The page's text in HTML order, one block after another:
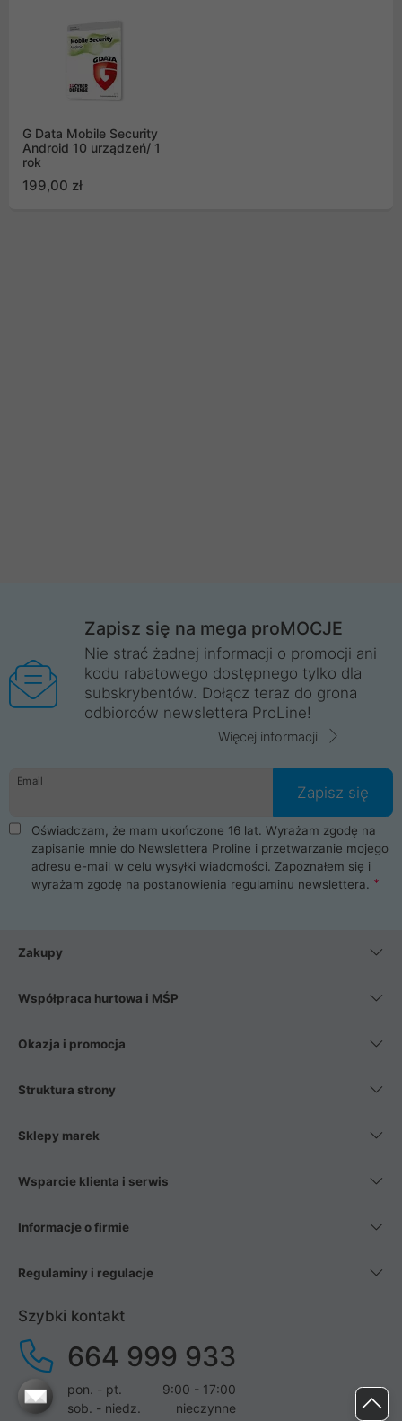
G Data Mobile Security
Android 10 urządzeń/ 1
rok
199,00 zł
Zapisz się na mega proMOCJE
Nie strać żadnej informacji o promocji ani
kodu rabatowego dostępnego tylko dla
subskrybentów. Dołącz teraz do grona
odbiorców newslettera ProLine!
Więcej informacji
Email
Zapisz się
Oświadczam, że mam ukończone 16 lat. Wyrażam zgodę na
zapisanie mnie do Newslettera Proline i przetwarzanie mojego
adresu e-mail w celu wysyłki wiadomości. Zapoznałem się i
wyrażam zgodę na postanowienia regulaminu newslettera.
Zakupy
Współpraca hurtowa i MŚP
Okazja i promocja
Struktura strony
Sklepy marek
Wsparcie klienta i serwis
Informacje o firmie
Regulaminy i regulacje
Szybki kontakt
664 999 933
pon. - pt.
9:00 - 17:00
sob. - niedz.
nieczynne